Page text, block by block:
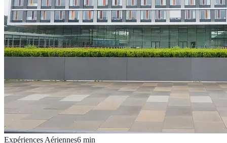
Expériences Aériennes6 min